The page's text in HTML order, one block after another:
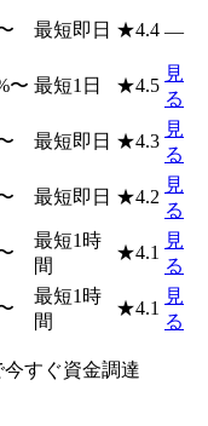
最短即日 ★4.4 —
〜 最短1日 ★4.5
見
る
最短即日 ★4.3
見
る
最短即日 ★4.2
見
る
最短1時
間
★4.1
見
る
最短1時
間
★4.1
見
る
今すぐ資金調達